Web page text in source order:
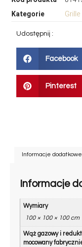
Kategorie
Udostępnij :
Facebook
Pinterest
Informacje dodatkowe
Informacje
Wymiary
100 × 100 × 100 cm
Wąż gazowy i
mocowany